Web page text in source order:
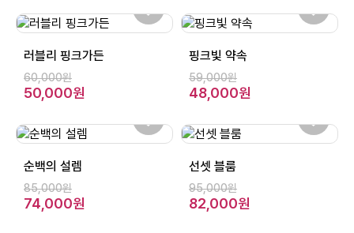
러블리 핑크가든
60,000원
50,000원
핑크빛 약속
59,000원
48,000원
순백의 설렘
85,000원
74,000원
선셋 블룸
95,000원
82,000원